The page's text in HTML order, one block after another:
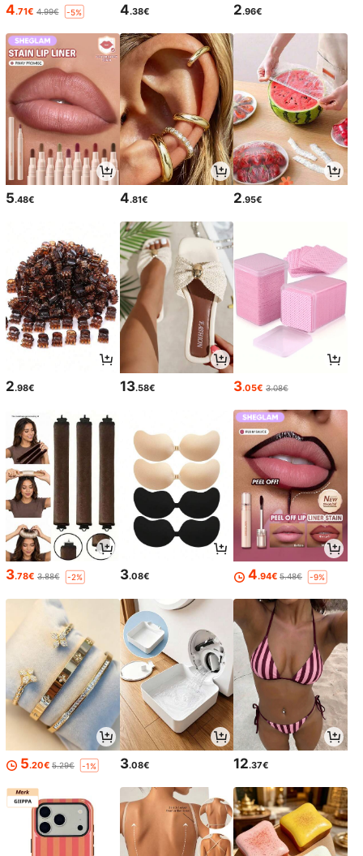
4.71€ 4.99€ -5% 4.38€ 2.96€
5.48€ 4.81€ 2.95€
2.98€ 13.58€ 3.05€ 3.08€
3.78€ 3.88€ -2% 3.08€ 4.94€ 5.48€ -9%
5.20€ 5.29€ -1% 3.08€ 12.37€